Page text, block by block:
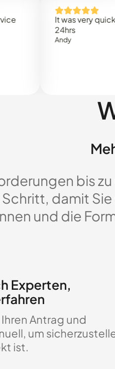
It was very quick, less
bis
damit
und die
Experten,
Antrag und
um
ist.